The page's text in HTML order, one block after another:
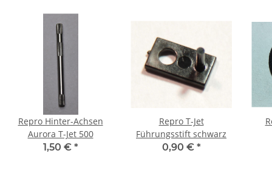
Repro Hinter-Achsen
Aurora T-Jet 500
1,50 € *
Repro T-Jet
Führungsstift schwarz
0,90 € *